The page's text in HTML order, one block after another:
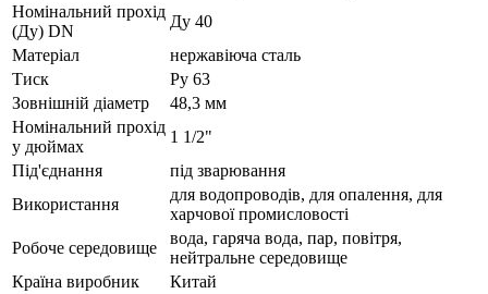
Номінальний прохід
(Ду) DN
Ду 40
Матеріал
нержавіюча сталь
Тиск
Ру 63
Зовнішній діаметр
48,3 мм
Номінальний прохід
у дюймах
1 1/2"
Під'єднання
під зварювання
Використання
для водопроводів, для опалення, для
харчової промисловості
Робоче середовище
вода, гаряча вода, пар, повітря,
нейтральне середовище
Країна виробник
Китай